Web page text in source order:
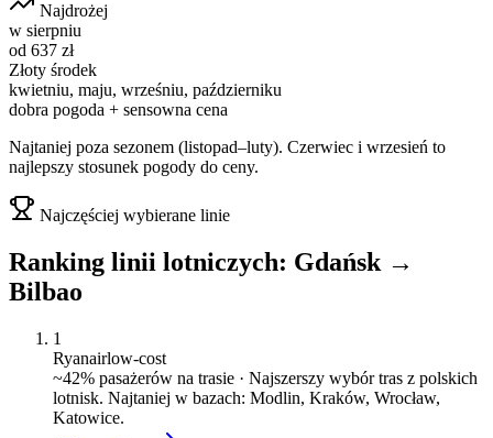
Najdrożej
w sierpniu
od 637 zł
Złoty środek
kwietniu, maju, wrześniu, październiku
dobra pogoda + sensowna cena
Najtaniej poza sezonem (listopad–luty). Czerwiec i wrzesień to
najlepszy stosunek pogody do ceny.
Najczęściej wybierane linie
Ranking linii lotniczych: Gdańsk→
Bilbao
1
Ryanairlow-cost
~42% pasażerów na trasie · Najszerszy wybór tras z polskich
lotnisk. Najtaniej w bazach: Modlin, Kraków, Wrocław,
Katowice.